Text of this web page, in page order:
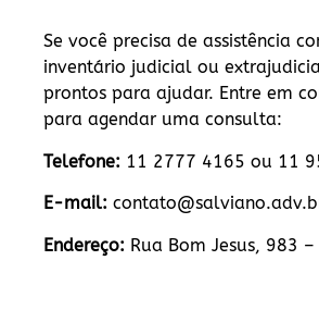
Se você precisa de assistência
inventário judicial ou
prontos para ajudar. Entre em
para agendar uma consulta:
Telefone: 11 2777 4165 ou 11
E-mail:
Endereço: Rua Bom Jesus, 983